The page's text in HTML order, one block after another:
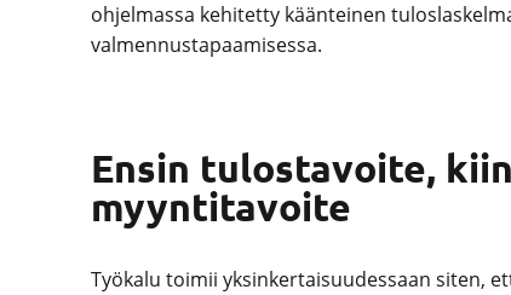
ohjelmassa kehitetty käänteinen
valmennustapaamisessa.
Ensin tulostavoite,
myyntitavoite
Työkalu toimii yksinkertaisuudessaan siten,